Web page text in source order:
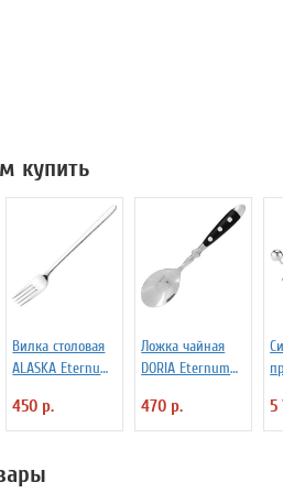
купить
Вилка столовая
ALASKA Eternum
450 р.
Ложка чайная
DORIA Eternum
470 р. 5